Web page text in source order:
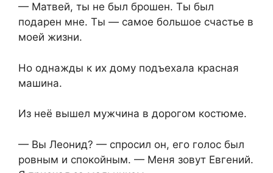
— Матвей, ты не был брошен. Ты был
подарен мне. Ты — самое большое счастье в
моей жизни.
Но однажды к их дому подъехала красная
машина.
Из неё вышел мужчина в дорогом костюме.
— Вы Леонид? — спросил он, его голос был
ровным и спокойным. — Меня зовут Евгений.